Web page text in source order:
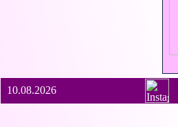
10.08.2026